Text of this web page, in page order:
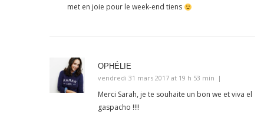
met en joie pour le week-end tiens
OPHÉLIE
vendredi 31 mars 2017 at 19 h 53 min
Merci Sarah, je te souhaite un bon we et viva el
gaspacho !!!!